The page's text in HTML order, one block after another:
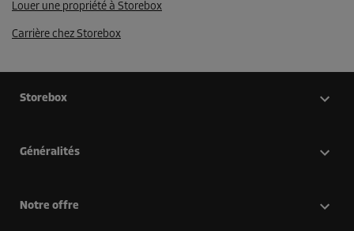
Louer une propriété à Storebox
Carrière chez Storebox
Storebox
Généralités
Notre offre